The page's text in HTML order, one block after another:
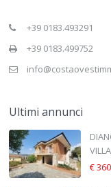
+39 0183.493291
+39 0183.499752
Ultimi annunci
€